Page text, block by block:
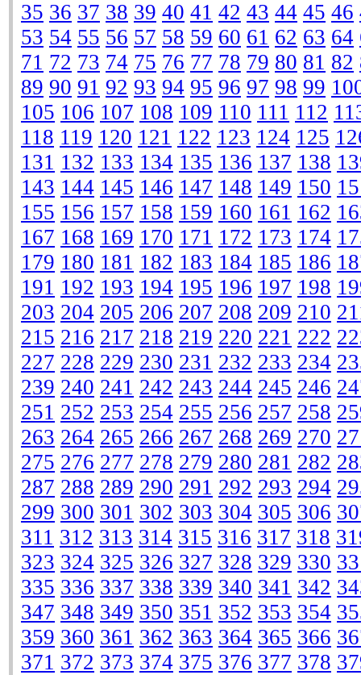
35 36 37 38 39 40 41 42 43 44 45 46
53 54 55 56 57 58 59 60 61 62 63 64
71 72 73 74 75 76 77 78 79 80 81 82
89 90 91 92 93 94 95 96 97 98 99
105 106 107 108 109 110 111 112
118 119 120 121 122 123 124 125
131 132 133 134 135 136 137 138
143 144 145 146 147 148 149 150
155 156 157 158 159 160 161 162
167 168 169 170 171 172 173 174
179 180 181 182 183 184 185 186
191 192 193 194 195 196 197 198
203 204 205 206 207 208 209 210
215 216 217 218 219 220 221 222
227 228 229 230 231 232 233 234
239 240 241 242 243 244 245 246
251 252 253 254 255 256 257 258
263 264 265 266 267 268 269 270
275 276 277 278 279 280 281 282
287 288 289 290 291 292 293 294
299 300 301 302 303 304 305 306
311 312 313 314 315 316 317 318
323 324 325 326 327 328 329 330
335 336 337 338 339 340 341 342
347 348 349 350 351 352 353 354
359 360 361 362 363 364 365 366
371 372 373 374 375 376 377 378